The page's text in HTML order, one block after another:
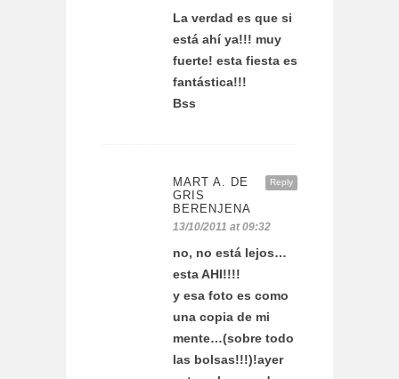
La verdad es que si
está ahí ya!!! muy
fuerte! esta fiesta es
fantástica!!!
Bss
Reply
MART A. DE
GRIS
BERENJENA
13/10/2011 at 09:32
no, no está lejos…
esta AHI!!!!
y esa foto es como
una copia de mi
mente…(sobre todo
las bolsas!!!)!ayer